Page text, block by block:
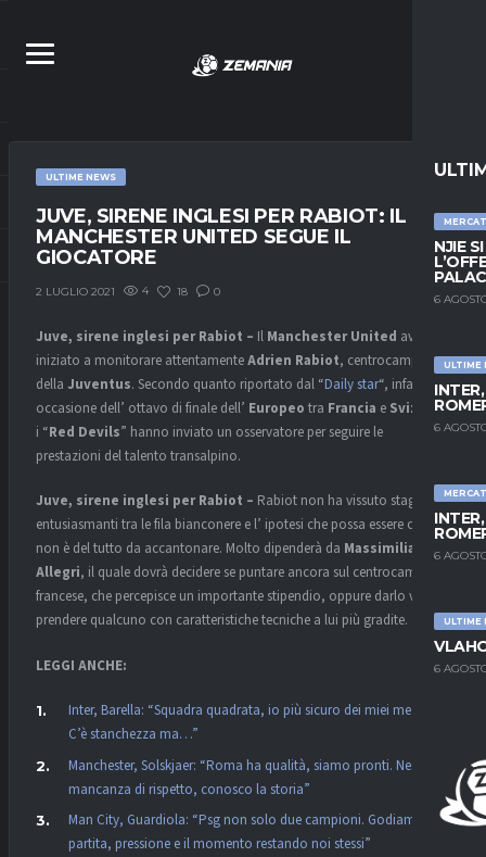
NJIE
6
ULTIME
6
6
ULTIME
6
ULTIME NEWS
JUVE, SIRENE INGLESI PER RABIOT: IL
MANCHESTER UNITED SEGUE IL
GIOCATORE
2 LUGLIO 2021 4 18 0
Juve, sirene inglesi per Rabiot – Il Manchester United avrebbe
iniziato a monitorare attentamenteAdrien Rabiot, centrocampista
della Juventus. Secondo quanto riportato dal “Daily star“, infatti, in
occasione dell’ ottavo di finale dell’ Europeo tra Francia e Svizzera.
i “Red Devils” hanno inviato un osservatore per seguire le
prestazioni del talento transalpino.
Juve, sirene inglesi per Rabiot – Rabiot non ha vissuto stagioni
entusiasmanti tra le fila bianconere e l’ ipotesi che possa essere ceduto
non è del tutto da accantonare. Molto dipenderà da Massimiliano
Allegri, il quale dovrà decidere se puntare ancora sul centrocampista
francese, che percepisce un importante stipendio, oppure darlo via e
prendere qualcuno con caratteristiche tecniche a lui più gradite.
LEGGI ANCHE:
Inter, Barella: “Squadra quadrata, io più sicuro dei miei mezzi.
C’è stanchezza ma…”
Manchester, Solskjaer: “Roma ha qualità, siamo pronti. Nessuna
mancanza di rispetto, conosco la storia”
Man City, Guardiola: “Psg non solo due campioni. Godiamoci la
partita, pressione e il momento restando noi stessi”